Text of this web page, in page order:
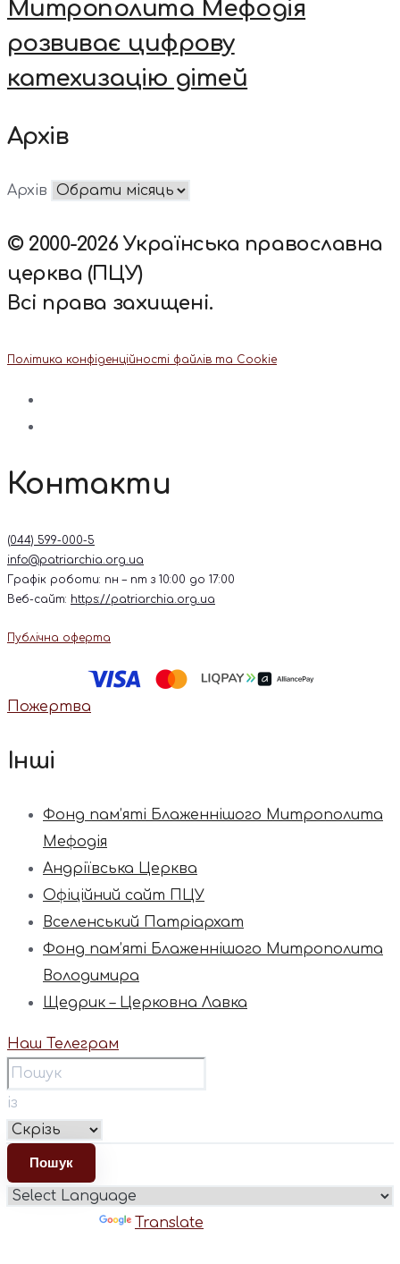
Митрополита Мефодія
розвиває цифрову
катехизацію дітей
Архів
Архів
© 2000-2026 Українська православна
церква (ПЦУ)
Всі права захищені.
Політика конфіденційності файлів та Cookie
Контакти
(044) 599-000-5
info@patriarchia.org.ua
Графік роботи: пн – пт з 10:00 до 17:00
Веб-сайт: https://patriarchia.org.ua
Публічна оферта
Пожертва
Інші
Фонд пам’яті Блаженнішого Митрополита
Мефодія
Андріївська Церква
Офіційний сайт ПЦУ
Вселенський Патріархат
Фонд пам’яті Блаженнішого Митрополита
Володимира
Щедрик – Церковна Лавка
Наш Телеграм
із
Translate